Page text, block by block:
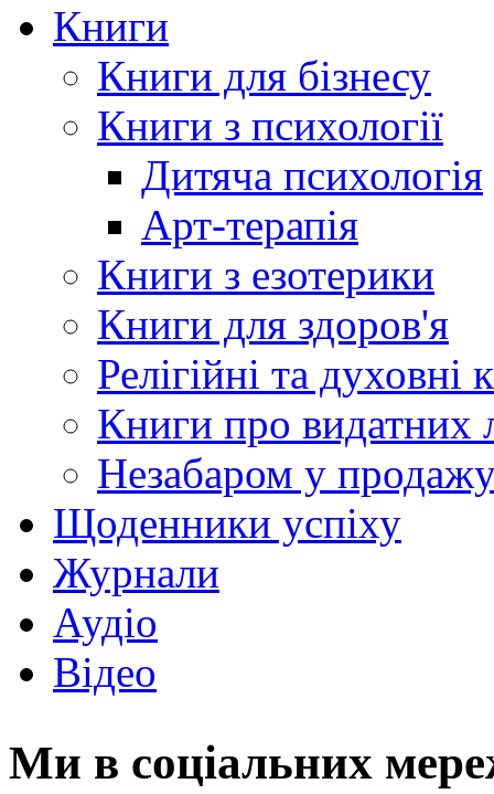
Книги
Книги для бізнесу
Книги з психології
Дитяча психологія
Арт-терапія
Книги з езотерики
Книги для здоров'я
Релігійні та духовні
Книги про видатних
Незабаром у
Щоденники успіху
Журнали
Аудіо
Відео
Ми в соціальних